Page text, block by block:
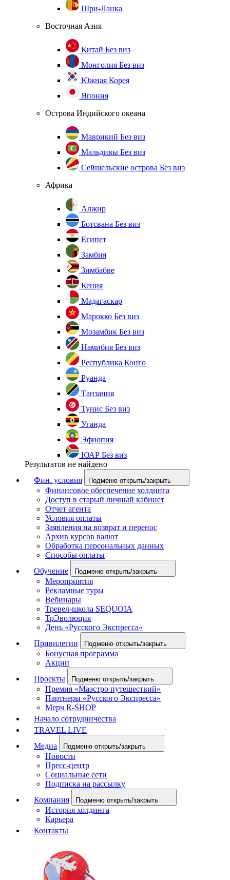
Шри-Ланка
Восточная Азия
Китай Без виз
Монголия Без виз
Южная Корея
Япония
Острова Индийского океана
Маврикий Без виз
Мальдивы Без виз
Сейшельские острова Без виз
Африка
Алжир
Ботсвана Без виз
Египет
Замбия
Зимбабве
Кения
Мадагаскар
Марокко Без виз
Мозамбик Без виз
Намибия Без виз
Республика Конго
Руанда
Танзания
Тунис Без виз
Уганда
Эфиопия
ЮАР Без виз
Результатов не найдено
Фин. условия
Подменю открыть/закрыть
Финансовое обеспечение холдинга
Доступ в старый личный кабинет
Отчет агента
Условия оплаты
Заявления на возврат и перенос
Архив курсов валют
Обработка персональных данных
Способы оплаты
Обучение
Подменю открыть/закрыть
Мероприятия
Рекламные туры
Вебинары
Тревел-школа SEQUOIA
ТрЭволюция
День «Русского Экспресса»
Привилегии
Подменю открыть/закрыть
Бонусная программа
Акции
Проекты
Подменю открыть/закрыть
Премия «Маэстро путешествий»
Партнеры «Русского Экспресса»
Мерч R-SHOP
Начало сотрудничества
TRAVEL LIVE
Медиа
Подменю открыть/закрыть
Новости
Пресс-центр
Социальные сети
Подписка на рассылку
Компания
Подменю открыть/закрыть
История холдинга
Карьера
Контакты